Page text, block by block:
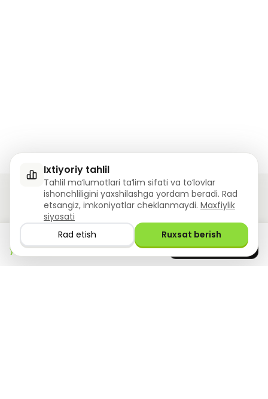
Ziyoly – Ta'lim sari sizning yordamchingiz!
0ta savolga javob berildi!
Ilovani hoziroq
yuklab oling
GET IT ON
Google Play
Ixtiyoriy tahlil
Tahlil maʻlumotlari taʻlim sifati va toʻlovlar
ishonchliligini yaxshilashga yordam beradi. Rad
etsangiz, imkoniyatlar cheklanmaydi. Maxfiylik
siyosati
Rad etish
Ruxsat berish